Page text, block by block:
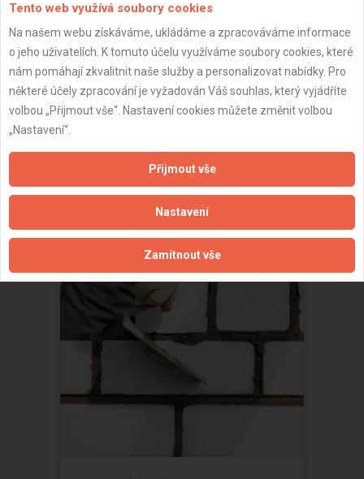
Brno - Nové sady - zednické práce
(5/5)
Tento web využívá soubory cookies
Na našem webu získáváme, ukládáme a zpracováváme informace
o jeho uživatelích. K tomuto účelu využíváme soubory cookies, které
nám pomáhají zkvalitnit naše služby a personalizovat nabídky. Pro
některé účely zpracování je vyžadován Váš souhlas, který vyjádříte
volbou „Přijmout vše“. Nastavení cookies můžete změnit volbou
„Nastavení“.
Přijmout vše
Nastavení
Zamítnout vše